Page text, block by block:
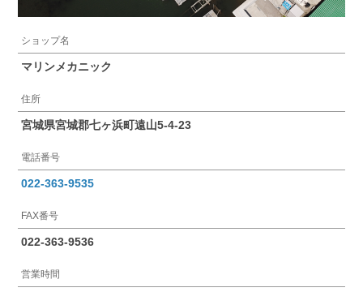
ショップ名
マリンメカニック
住所
宮城県宮城郡七ヶ浜町遠山5-4-23
電話番号
022-363-9535
FAX番号
022-363-9536
営業時間